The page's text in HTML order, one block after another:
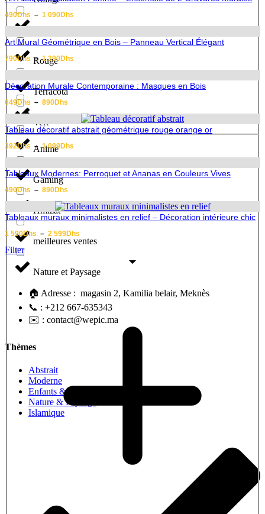
Anime
Gaming
Hmizat
meilleures ventes
Nature et Paysage
Rouge
Terracota
Vert
à
790Dhs
490Dhs – 1 090Dhs
490Dhs
à
Art Mural Géométrique en Bois – Panneau Vertical Élégant
790Dhs – 1 390Dhs
790Dhs
à
Décoration Murale Contemporaine : Masques en Bois
649Dhs – 890Dhs
prix :
649Dhs
à
890Dhs
Tableau décoratif abstrait géométrique rouge orange or
392Dhs – 1 099Dhs
392Dhs
à
Tableaux Modernes: Perroquet et Ananas en Couleurs Vives
490Dhs – 890Dhs
prix :
490Dhs
à
890Dhs
Tableaux muraux minimalistes en relief – Décoration intérieure chic
1 590Dhs – 2 599Dhs
de
à
599Dhs
Filter
🏠 Adresse : magasin 2, Kamilia belair, Meknès
📞 : +212 667-635343
✉️ : contact@wepic.ma
Thèmes
Abstrait
Moderne
Enfants & bébé
Nature & Paysage
Islamique